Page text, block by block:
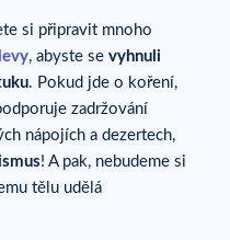
si připravit mnoho
, abyste se vyhnuli
. Pokud jde o koření,
zadržování
nápojích a dezertech,
! A pak, nebudeme si
tělu udělá